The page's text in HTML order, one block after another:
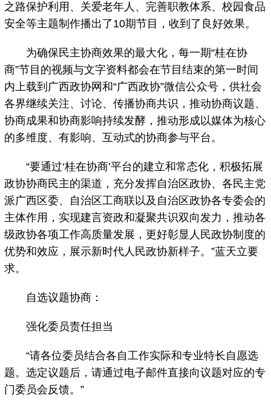
之路保护利用、关爱老年人、完善职教体系、校园食品
安全等主题制作播出了10期节目，收到了良好效果。
为确保民主协商效果的最大化，每一期“桂在协
商”节目的视频与文字资料都会在节目结束的第一时间
内上载到广西政协网和“广西政协”微信公众号，供社会
各界继续关注、讨论、传播协商共识，推动协商议题、
协商成果和协商影响持续发酵，推动形成以媒体为核心
的多维度、有影响、互动式的协商参与平台。
“要通过‘桂在协商’平台的建立和常态化，积极拓展
政协协商民主的渠道，充分发挥自治区政协、各民主党
派广西区委、自治区工商联以及自治区政协各专委会的
主体作用，实现建言资政和凝聚共识双向发力，推动各
级政协各项工作高质量发展，更好彰显人民政协制度的
优势和效应，展示新时代人民政协新样子。”蓝天立要
求。
自选议题协商：
强化委员责任担当
“请各位委员结合各自工作实际和专业特长自愿选
题。选定议题后，请通过电子邮件直接向议题对应的专
门委员会反馈。”